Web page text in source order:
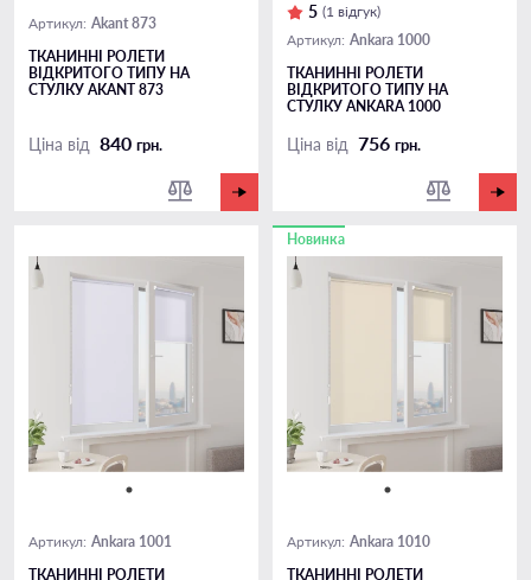
Артикул: Akant 873
ТКАНИННІ РОЛЕТИ
ВІДКРИТОГО ТИПУ НА
СТУЛКУ AKANT 873
Ціна від 840 грн.
5 (1 відгук)
Артикул: Ankara 1000
ТКАНИННІ РОЛЕТИ
ВІДКРИТОГО ТИПУ НА
СТУЛКУ ANKARA 1000
Ціна від 756 грн.
Артикул: Ankara 1001
ТКАНИННІ РОЛЕТИ
Новинка
Артикул: Ankara 1010
ТКАНИННІ РОЛЕТИ